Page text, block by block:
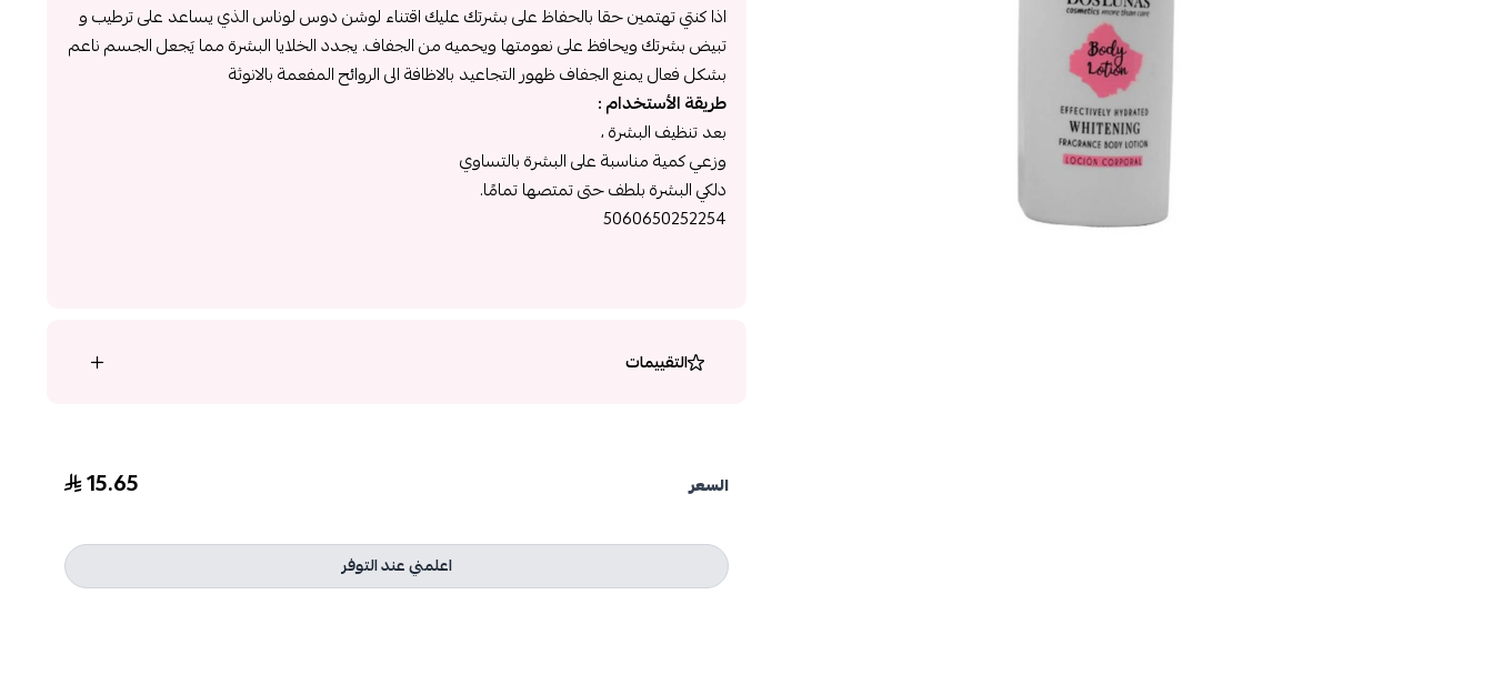
اذا كنتي تهتمين حقا بالحفاظ على بشرتك عليك اقتناء لوشن دوس لوناس الذي يساعد على ترطيب و
تبيض بشرتك ويحافظ على نعومتها ويحميه من الجفاف. يجدد الخلايا البشرة مما يَجعل الجسم ناعم
بشكل فعال يمنع الجفاف ظهور التجاعيد بالاظافة الى الروائح المفعمة بالانوثة
طريقة الأستخدام :
بعد تنظيف البشرة ،
وزعي كمية مناسبة على البشرة بالتساوي
دلكي البشرة بلطف حتى تمتصها تمامًا.
5060650252254
التقييمات
السعر 15.65
اعلمني عند التوفر